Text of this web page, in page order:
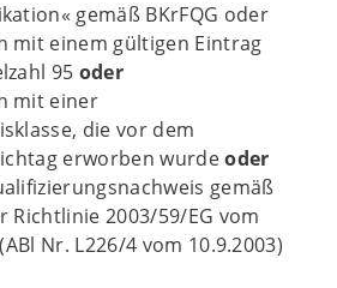
gemäß BKrFQG oder
mit einem gültigen Eintrag
95 oder
mit einer
die vor dem
erworben wurdeoder
gemäß
Richtlinie 2003/59/EG vom
Nr. L226/4 vom 10.9.2003)